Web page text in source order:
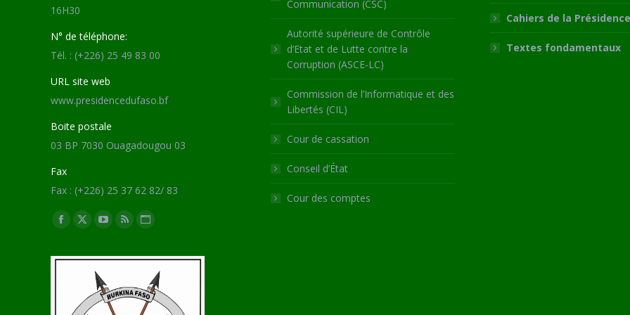
16H30
N° de téléphone:
Tél. : (+226) 25 49 83 00
URL site web
www.presidencedufaso.bf
Boite postale
03 BP 7030 Ouagadougou 03
Fax
Fax : (+226) 25 37 62 82/ 83
Trouvez nous sur :
Facebook
opens
X
opens
new
YouTube
opens
in
new
RSS
opens
new
Site
page
opens
in
Communication (CSC)
Autorité supérieure de Contrôle
d’Etat et de Lutte contre la
Corruption (ASCE-LC)
Commission de l’Informatique et des
Libertés (CIL)
Cour de cassation
Conseil d’État
Cour des comptes
Cahiers de la Présidence
Textes fondamentaux